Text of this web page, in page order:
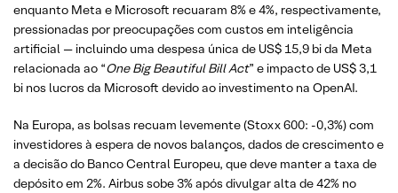
enquanto Meta e Microsoft recuaram 8% e 4%, respectivamente,
pressionadas por preocupações com custos em inteligência
artificial — incluindo uma despesa única de US$ 15,9 bi da Meta
relacionada ao “One Big Beautiful Bill Act” e impacto de US$ 3,1
bi nos lucros da Microsoft devido ao investimento na OpenAI.
Na Europa, as bolsas recuam levemente (Stoxx 600: -0,3%) com
investidores à espera de novos balanços, dados de crescimento e
a decisão do Banco Central Europeu, que deve manter a taxa de
depósito em 2%. Airbus sobe 3% após divulgar alta de 42% no